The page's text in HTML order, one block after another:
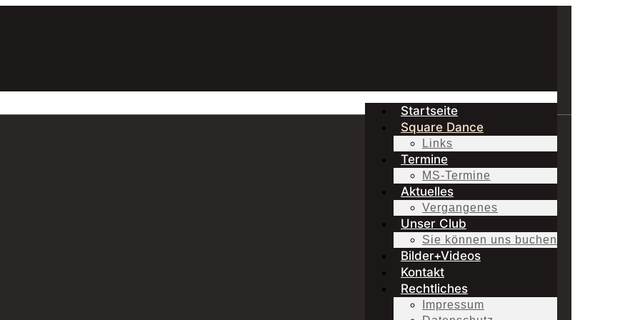
Startseite
Square Dance
Links
Termine
MS-Termine
Aktuelles
Vergangenes
Unser Club
Sie können uns buchen
Bilder+Videos
Kontakt
Rechtliches
Impressum